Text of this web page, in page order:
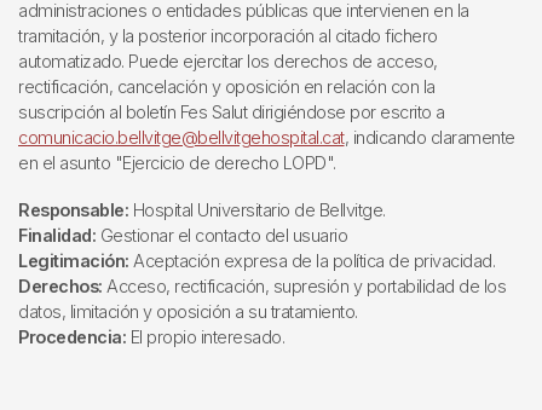
administraciones o entidades públicas que intervienen en la
tramitación, y la posterior incorporación al citado fichero
automatizado. Puede ejercitar los derechos de acceso,
rectificación, cancelación y oposición en relación con la
suscripción al boletín Fes Salut dirigiéndose por escrito a
comunicacio.bellvitge@bellvitgehospital.cat, indicando claramente
en el asunto "Ejercicio de derecho LOPD".
Responsable: Hospital Universitario de Bellvitge.
Finalidad: Gestionar el contacto del usuario
Legitimación: Aceptación expresa de la política de privacidad.
Derechos: Acceso, rectificación, supresión y portabilidad de los
datos, limitación y oposición a su tratamiento.
Procedencia: El propio interesado.